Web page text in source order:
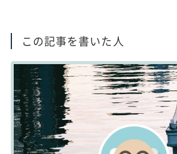
この記事を書いた人